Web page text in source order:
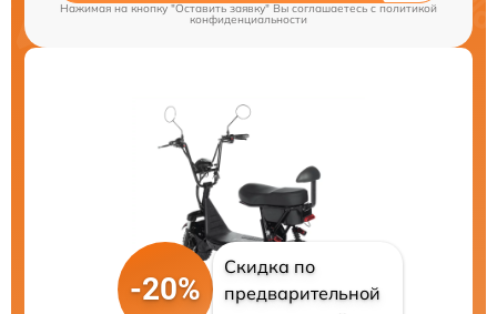
Нажимая на кнопку "Оставить заявку" Вы соглашаетесь cполитикой
конфиденциальности
-20%
Скидка по
предварительной